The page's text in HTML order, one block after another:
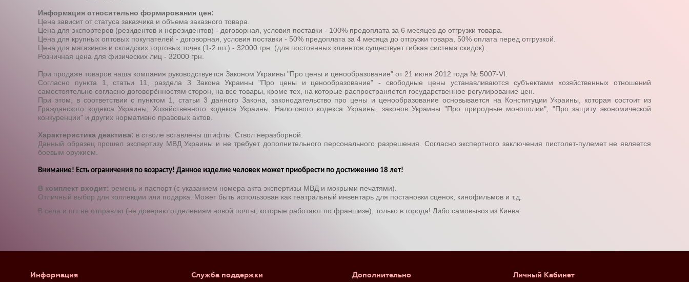
Информация относительно формирования цен:
Цена зависит от статуса заказчика и объема заказного товара.
Цена для экспортеров (резидентов и нерезидентов) - договорная, условия поставки - 100% предоплата за 6 месяцев до отгрузки товара.
Цена для крупных оптовых покупателей - договорная, условия поставки - 50% предоплата за 4 месяца до отгрузки товара, 50% оплата перед отгрузкой.
Цена для магазинов и складских торговых точек (1-2 шт.) - 32000 грн. (для постоянных клиентов существует гибкая система скидок).
Розничная цена для физических лиц - 32000 грн.
При продаже товаров наша компания руководствуется Законом Украины "Про цены и ценообразование" от 21 июня 2012 года № 5007-VI
Согласно пункта 1, статьи 11, раздела 3 Закона Украины "Про цены и ценообразование" - свободные цены устанавливаются субъектами хозяйственных отношений
самостоятельно согласно договорённостям сторон, на все товары, кроме тех, на которые распространяется государственное регулирование цен.
При этом, в соответствии с пунктом 1, статьи 3 данного Закона, законодательство про цены и ценообразование основывается на Конституции Украины, которая состоит из
Гражданского кодекса Украины, Хозяйственного кодекса Украины, Налогового кодекса Украины, законов Украины "Про природные монополии", "Про защиту экономической
конкуренции" и других нормативно правовых актов.
Характеристика деактива: в стволе вставлены штифты. Ствол неразборной.
Данный образец прошел экспертизу МВД Украины и не требует дополнительного персонального разрешения. Согласно экспертного заключения пистолет-пулемет не является
боевым оружием.
Внимание! Есть ограничения по возрасту! Данное изделие человек может приобрести по достижению 18 лет!
В комплект входит: ремень и паспорт (с указанием номера акта экспертизы МВД и мокрыми печатями).
Отличный выбор для коллекции или подарка. Может быть использован как театральный инвентарь для постановки сценок, кинофильмов и т.д.
В села и пгт не отправлю (не доверяю отделениям новой почты, которые работают по франшизе), только в города! Либо самовывоз из Киева.
Информация Служба поддержки Дополнительно Личный Кабинет